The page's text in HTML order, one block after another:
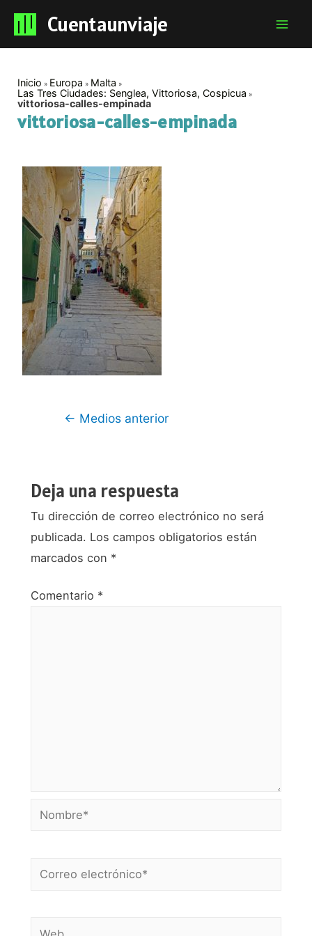
Cuentaunviaje
Inicio Europa
Malta
Las Tres Ciudades: Senglea, Vittoriosa, Cospicua
vittoriosa-calles-empinada
vittoriosa-calles-empinada
Navegación
← Medios anterior
Deja una respuesta
Tu dirección de correo electrónico no será
publicada. Los campos obligatorios están
marcados con *
Comentario *
Nombre*
Correo
Web